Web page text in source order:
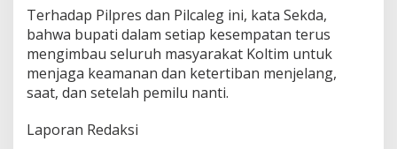
R
a
t
e
r
a
Terhadap Pilpres dan Pilcaleg ini, kata Sekda,
bahwa bupati dalam setiap kesempatan terus
mengimbau seluruh masyarakat Koltim untuk
menjaga keamanan dan ketertiban menjelang,
saat, dan setelah pemilu nanti.
Laporan Redaksi